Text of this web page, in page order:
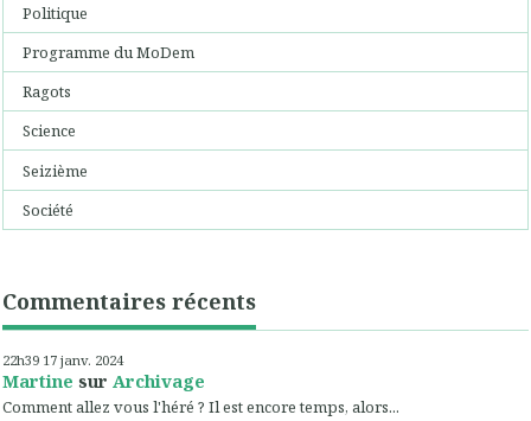
Politique
Programme du MoDem
Ragots
Science
Seizième
Société
Commentaires récents
22h39 17 janv. 2024
Martine sur Archivage
Comment allez vous l'héré ? Il est encore temps, alors...